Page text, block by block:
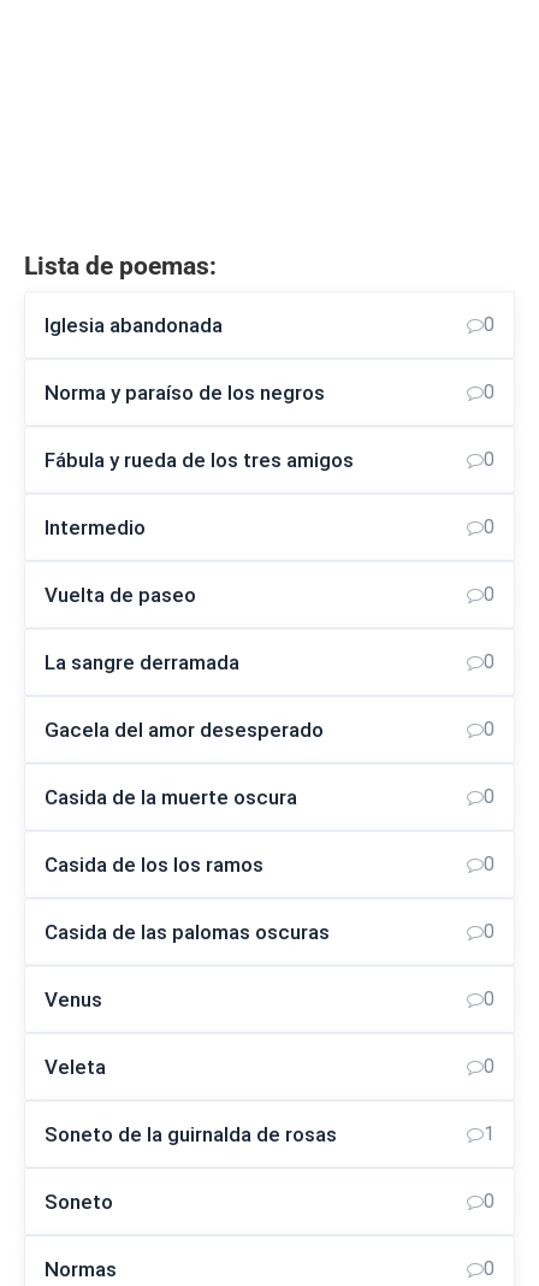
Lista de poemas:
Iglesia abandonada 0
Norma y paraíso de los negros 0
Fábula y rueda de los tres amigos 0
Intermedio 0
Vuelta de paseo 0
La sangre derramada 0
Gacela del amor desesperado 0
Casida de la muerte oscura 0
Casida de los los ramos 0
Casida de las palomas oscuras 0
Venus 0
Veleta 0
Soneto de la guirnalda de rosas 1
Soneto 0
Normas 0